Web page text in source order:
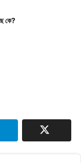
কে?